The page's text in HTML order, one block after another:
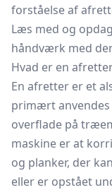
forståelse af
Læs med og
håndværk med
Hvad er en
En afretter er et
primært anvendes
overflade på
maskine er at
og planker, der
eller er opstået